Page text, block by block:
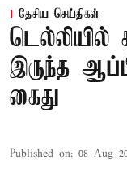
தேசிய செய்திகள்
டெல்லியில்
இருந்த
கைது
Published on: 08 Aug